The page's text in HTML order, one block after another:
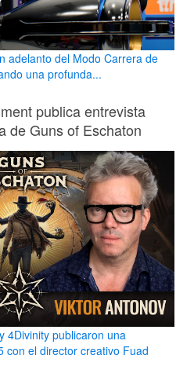
adelanto del Modo Carrera de
una profunda...
publica entrevista
de Guns of Eschaton
4Divinity publicaron una
con el director creativo Fuad